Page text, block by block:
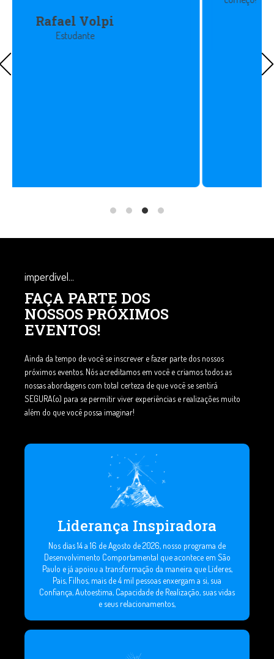
Carina Batista
imperdível...
FAÇA PARTE DOS
NOSSOS PRÓXIMOS
EVENTOS!
Ainda da tempo de você se inscrever e fazer parte dos nossos
próximos eventos. Nós acreditamos em você e criamos todos as
nossas abordagens com total certeza de que você se sentirá
SEGURA(o) para se permitir viver experiências e realizações muito
além do que você possa imaginar!
Liderança Inspiradora
Nos dias 14 a 16 de Agosto de 2026, nosso programa de
Desenvolvimento Comportamental que acontece em São
Paulo e já apoiou a transformação da maneira que Líderes,
Pais, Filhos, mais de 4 mil pessoas enxergam a si, sua
Confiança, Autoestima, Capacidade de Realização, suas vidas
e seus relacionamentos,